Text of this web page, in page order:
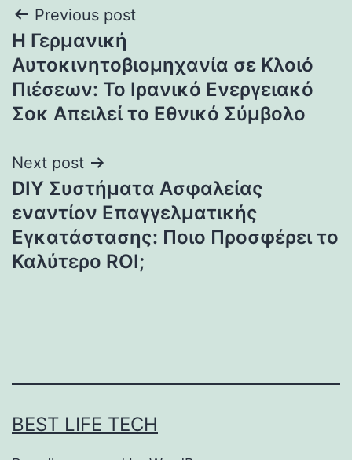
Post
navigation
Previous post
Η Γερμανική
Αυτοκινητοβιομηχανία σε Κλοιό
Πιέσεων: Το Ιρανικό Ενεργειακό
Σοκ Απειλεί το Εθνικό Σύμβολο
Next post
DIY Συστήματα Ασφαλείας
εναντίον Επαγγελματικής
Εγκατάστασης: Ποιο Προσφέρει το
Καλύτερο ROI;
BEST LIFE TECH